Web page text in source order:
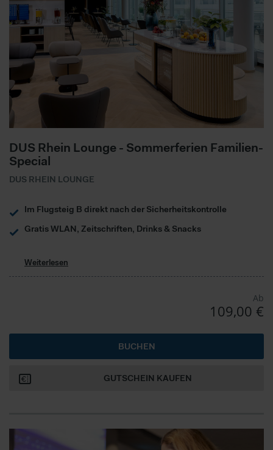
DUS Rhein Lounge - Sommerferien Familien-
Special
DUS RHEIN LOUNGE
Im Flugsteig B direkt nach der Sicherheitskontrolle
Gratis WLAN, Zeitschriften, Drinks & Snacks
Weiterlesen
Ab
109,00 €
BUCHEN
GUTSCHEIN KAUFEN